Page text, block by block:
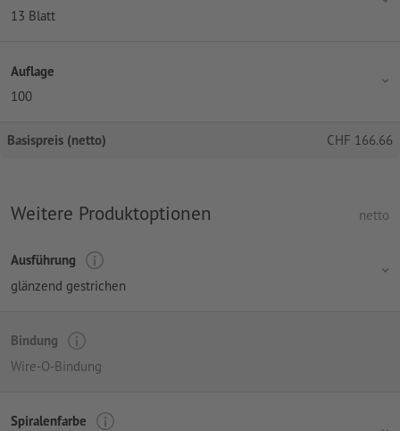
13 Blatt
Auflage
100
Basispreis (netto) CHF 166.66
Weitere Produktoptionen netto
Ausführung
glänzend gestrichen
Bindung
Wire-O-Bindung
Spiralenfarbe